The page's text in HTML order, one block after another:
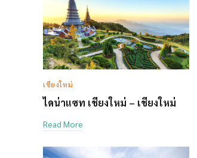
เชียงใหม่
ไดน่าแซท เชียงใหม่ – เชียงใหม่
Read More